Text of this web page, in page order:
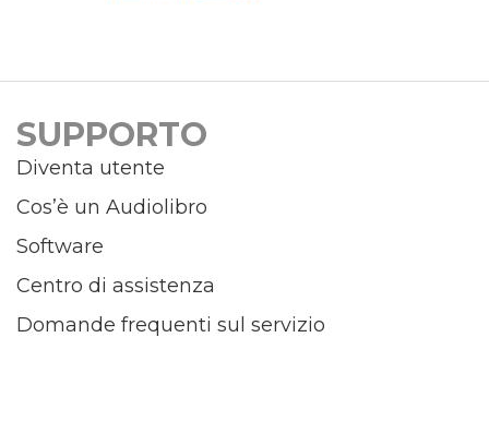
SUPPORTO
Diventa utente
Cos’è un Audiolibro
Software
Centro di assistenza
Domande frequenti sul servizio